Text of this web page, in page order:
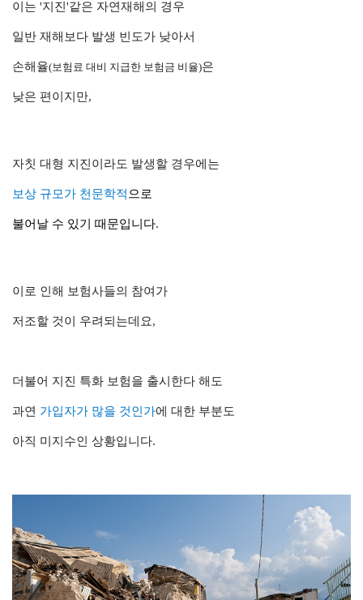
이는 '지진'같은 자연재해의 경우
일반 재해보다 발생 빈도가 낮아서
손해율(보험료 대비 지급한 보험금 비율)은
낮은 편이지만,
자칫 대형 지진이라도 발생할 경우에는
보상 규모가 천문학적으로
불어날 수 있기 때문입니다.
이로 인해 보험사들의 참여가
저조할 것이 우려되는데요,
더불어 지진 특화 보험을 출시한다 해도
과연 가입자가 많을 것인가에 대한 부분도
아직 미지수인 상황입니다.